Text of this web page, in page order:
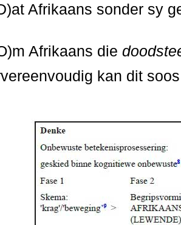
Afrikaans sonder sy
Afrikaans die
kan dit